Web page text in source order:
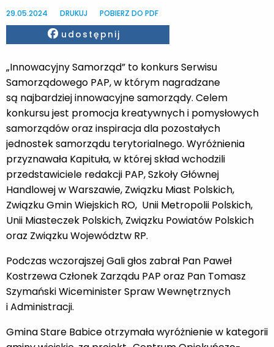
29.05.2024 DRUKUJ POBIERZ DO PDF
Facebook
udostępnij
„Innowacyjny Samorząd” to konkurs Serwisu
Samorządowego PAP, w którym nagradzane
są najbardziej innowacyjne samorządy. Celem
konkursu jest promocja kreatywnych i pomysłowych
samorządów oraz inspiracja dla pozostałych
jednostek samorządu terytorialnego. Wyróżnienia
przyznawała Kapituła, w której skład wchodzili
przedstawiciele redakcji PAP, Szkoły Głównej
Handlowej w Warszawie, Związku Miast Polskich,
Związku Gmin Wiejskich RO, Unii Metropolii Polskich,
Unii Miasteczek Polskich, Związku Powiatów Polskich
oraz Związku Województw RP.
Podczas wczorajszej Gali głos zabrał Pan Paweł
Kostrzewa Członek Zarządu PAP oraz Pan Tomasz
Szymański Wiceminister Spraw Wewnętrznych
i Administracji.
Gmina Stare Babice otrzymała wyróżnienie w kategorii